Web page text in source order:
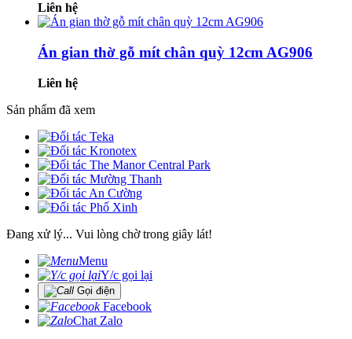
Liên hệ
Án gian thờ gỗ mít chân quỳ 12cm AG906
Liên hệ
Sản phẩm đã xem
Đang xử lý... Vui lòng chờ trong giây lát!
Menu
Y/c gọi lại
Gọi điện
Facebook
Chat Zalo